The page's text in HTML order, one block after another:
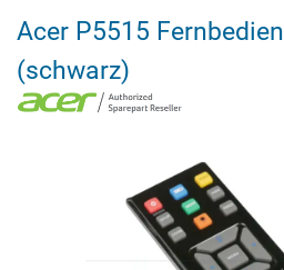
Acer P5515
(schwarz)